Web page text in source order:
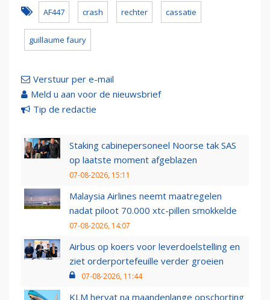
AF447 crash rechter cassatie
guillaume faury
Verstuur per e-mail
Meld u aan voor de nieuwsbrief
Tip de redactie
Staking cabinepersoneel Noorse tak SAS
op laatste moment afgeblazen
07-08-2026, 15:11
Malaysia Airlines neemt maatregelen
nadat piloot 70.000 xtc-pillen smokkelde
07-08-2026, 14:07
Airbus op koers voor leverdoelstelling en
ziet orderportefeuille verder groeien
07-08-2026, 11:44
KLM hervat na maandenlange opschorting